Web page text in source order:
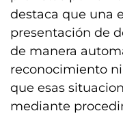
destaca que una
presentación de
de manera
reconocimiento
que esas
mediante